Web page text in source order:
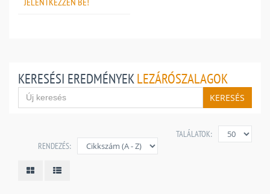
KERESÉSI EREDMÉNYEK LEZÁRÓSZALAGOK
KERESÉS
TALÁLATOK:
RENDEZÉS: